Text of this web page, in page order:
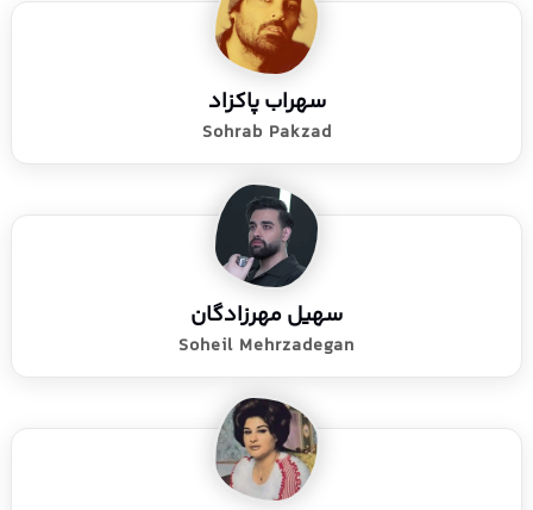
سهراب پاکزاد
Sohrab Pakzad
سهیل مهرزادگان
Soheil Mehrzadegan